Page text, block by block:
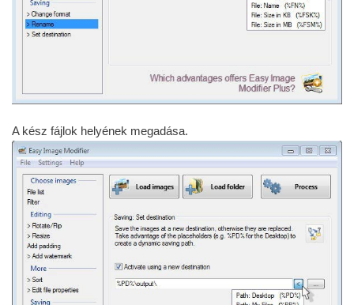
A kész fájlok helyének megadása.